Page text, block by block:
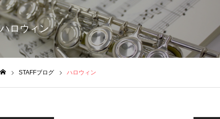
ハロウィン
STAFFブログ ハロウィン